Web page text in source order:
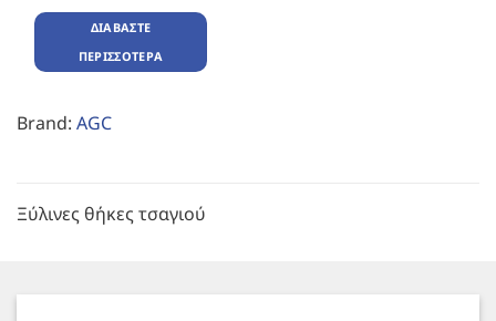
ΔΙΑΒΆΣΤΕ
ΠΕΡΙΣΣΌΤΕΡΑ
Brand: AGC
Ξύλινες θήκες τσαγιού